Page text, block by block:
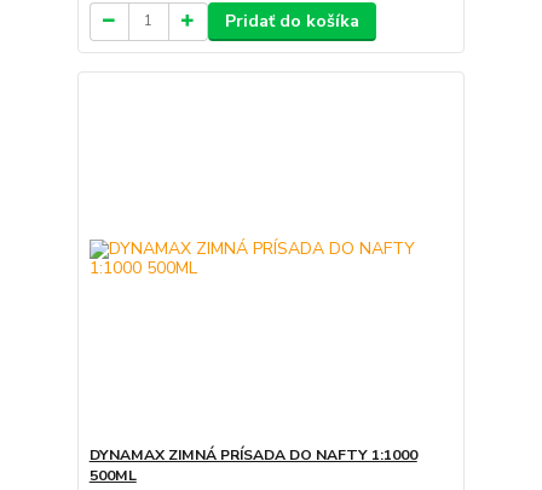
Pridať do košíka
DYNAMAX ZIMNÁ PRÍSADA DO NAFTY 1:1000
500ML